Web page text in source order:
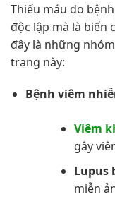
Thiếu máu do
độc lập mà là biến
đây là những
trạng này:
Bệnh viêm
Viêm
gây
Lupus
miễn